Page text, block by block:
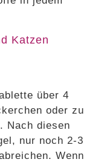
Katzen
über 4
oder zu
Nach diesen
nur noch 2-3
Wenn